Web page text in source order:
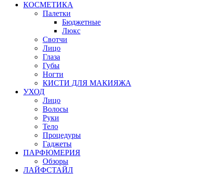
КОСМЕТИКА
Палетки
Бюджетные
Люкс
Свотчи
Лицо
Глаза
Губы
Ногти
КИСТИ ДЛЯ МАКИЯЖА
УХОД
Лицо
Волосы
Руки
Тело
Процедуры
Гаджеты
ПАРФЮМЕРИЯ
Обзоры
ЛАЙФСТАЙЛ